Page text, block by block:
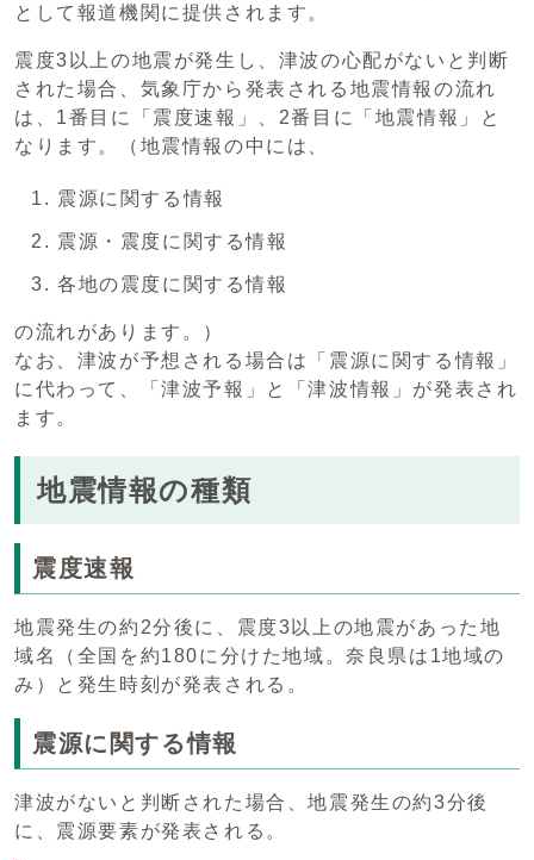
として報道機関に提供されます。
震度3以上の地震が発生し、津波の心配がないと判断
された場合、気象庁から発表される地震情報の流れ
は、1番目に「震度速報」、2番目に「地震情報」と
なります。（地震情報の中には、
震源に関する情報
震源・震度に関する情報
各地の震度に関する情報
の流れがあります。）
なお、津波が予想される場合は「震源に関する情報」
に代わって、「津波予報」と「津波情報」が発表され
ます。
地震情報の種類
震度速報
地震発生の約2分後に、震度3以上の地震があった地
域名（全国を約180に分けた地域。奈良県は1地域の
み）と発生時刻が発表される。
震源に関する情報
津波がないと判断された場合、地震発生の約3分後
に、震源要素が発表される。